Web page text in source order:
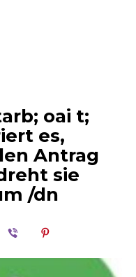
oai t;
es,
Antrag
sie
/dn